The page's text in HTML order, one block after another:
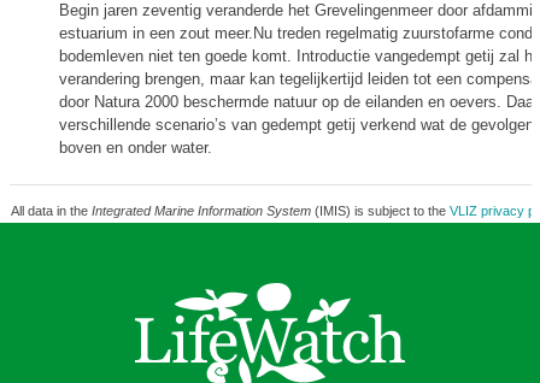
Begin jaren zeventig veranderde het Grevelingenmeer door
estuarium in een zout meer.Nu treden regelmatig zuurstofarme
bodemleven niet ten goede komt. Introductie vangedempt getij zal
verandering brengen, maar kan tegelijkertijd leiden tot een
door Natura 2000 beschermde natuur op de eilanden en oevers.
verschillende scenario’s van gedempt getij verkend wat de gevolgen
boven en onder water.
All data in the Integrated Marine Information System(IMIS) is subject to the VLIZ privacy